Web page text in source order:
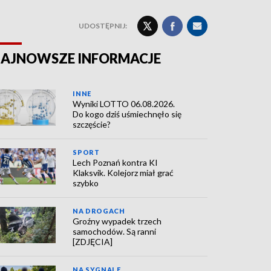
UDOSTĘPNIJ:
INFORMACJE
INNE
Wyniki LOTTO 06.08.2026.
Do kogo dziś uśmiechnęło się
szczęście?
SPORT
Lech Poznań kontra KI
Klaksvik. Kolejorz miał grać
szybko
NA DROGACH
Groźny wypadek trzech
samochodów. Są ranni
[ZDJĘCIA]